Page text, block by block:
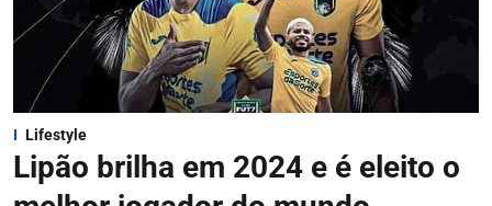
Lifestyle
Lipão brilha em 2024 e é eleito o